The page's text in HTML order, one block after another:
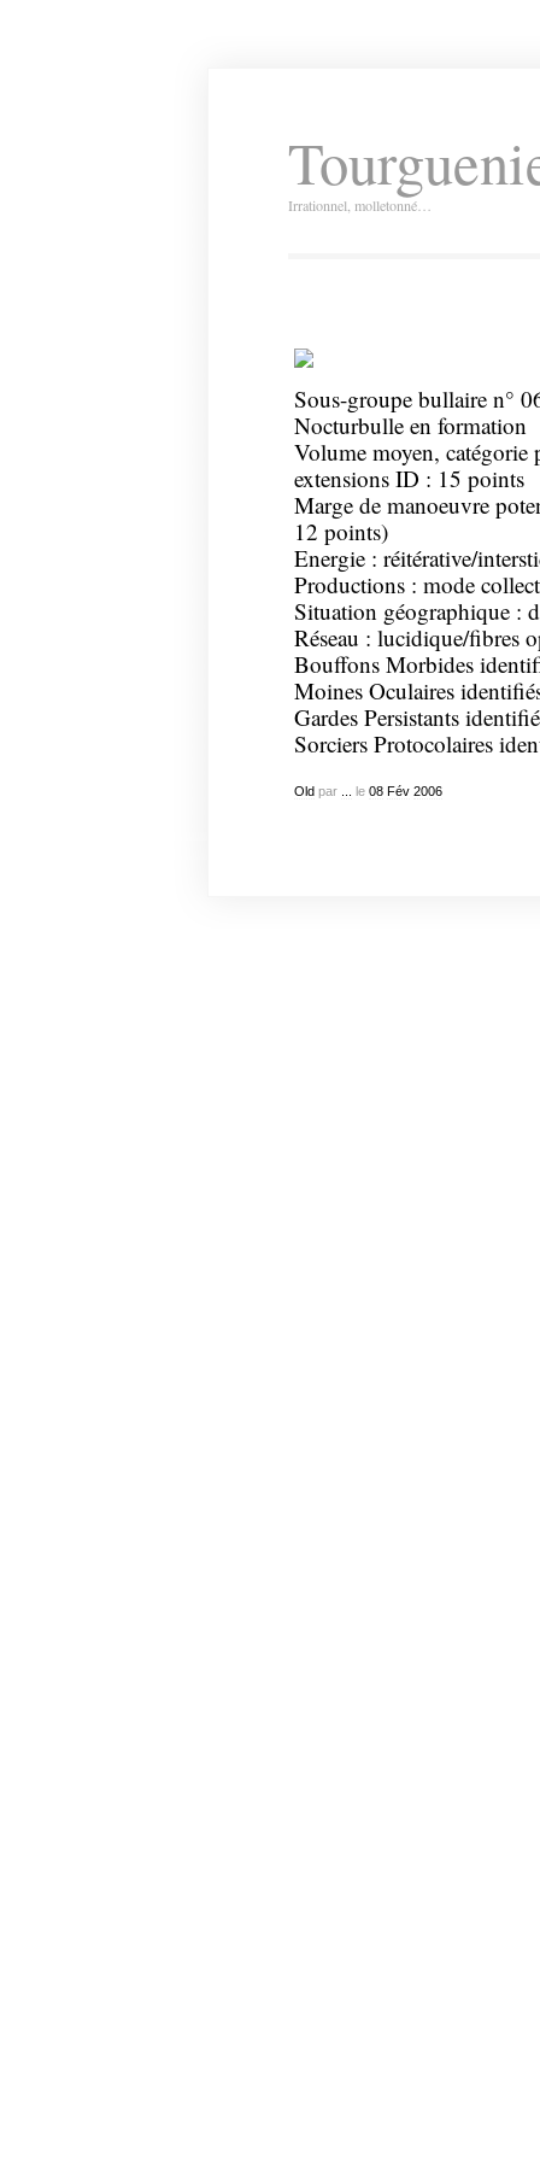
Irrationnel, molletonné…
Sous-groupe bullaire n°
Nocturbulle en formation
Volume moyen, catégorie
extensions ID : 15 points
Marge de manoeuvre
12 points)
Energie : réitérative/
Productions : mode
Situation géographique :
Réseau : lucidique/fibres
Bouffons Morbides
Moines Oculaires
Gardes Persistants
Sorciers Protocolaires
Old par le 08 Fév 2006